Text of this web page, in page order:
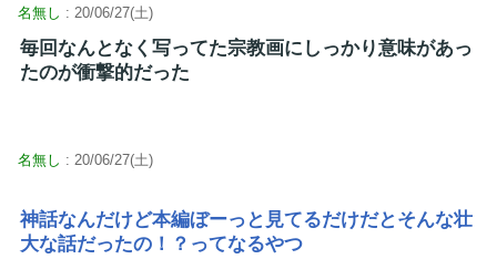
名無し : 20/06/27(土)
毎回なんとなく写ってた宗教画にしっかり意味があっ
たのが衝撃的だった
名無し : 20/06/27(土)
神話なんだけど本編ぼーっと見てるだけだとそんな壮
大な話だったの！？ってなるやつ